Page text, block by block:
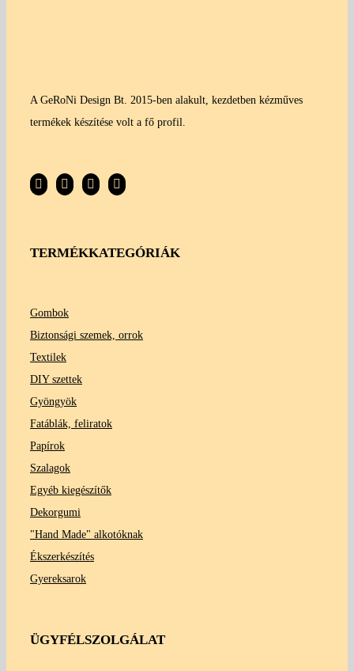
A GeRoNi Design Bt. 2015-ben alakult, kezdetben kézműves
termékek készítése volt a fő profil.
TERMÉKKATEGÓRIÁK
Gombok
Biztonsági szemek, orrok
Textilek
DIY szettek
Gyöngyök
Fatáblák, feliratok
Papírok
Szalagok
Egyéb kiegészítők
Dekorgumi
"Hand Made" alkotóknak
Ékszerkészítés
Gyereksarok
ÜGYFÉLSZOLGÁLAT